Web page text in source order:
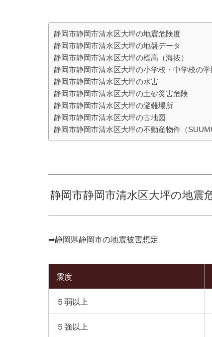
静岡市静岡市清水区大坪の地震危険度
静岡市静岡市清水区大坪の地盤データ
静岡市静岡市清水区大坪の標高（海抜）
静岡市静岡市清水区大坪の小学校・中学校の学
静岡市静岡市清水区大坪の水害
静岡市静岡市清水区大坪の土砂災害危険
静岡市静岡市清水区大坪の避難場所
静岡市静岡市清水区大坪の古地図
静岡市静岡市清水区大坪の不動産物件（
静岡市静岡市清水区大坪の地震
➡︎静岡県静岡市の地震被害想定
震度
５弱以上
５強以上